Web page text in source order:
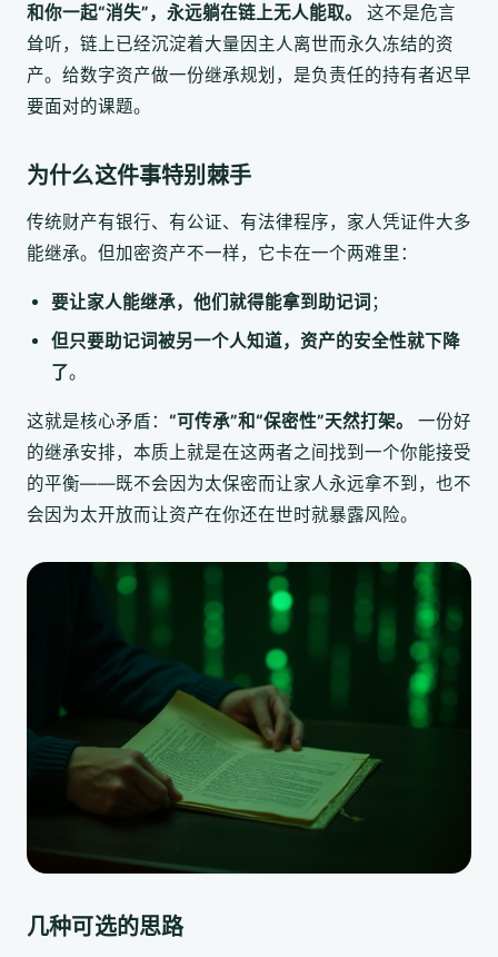
和你一起“消失”，永远躺在链上无人能取。
这不是危言
耸听，链上已经沉淀着大量因主人离世而永久冻结的资
产。给数字资产做一份继承规划，是负责任的持有者迟早
要面对的课题。
为什么这件事特别棘手
传统财产有银行、有公证、有法律程序，家人凭证件大多
能继承。但加密资产不一样，它卡在一个两难里：
要让家人能继承，他们就得能拿到助记词 ；
但只要助记词被另一个人知道，资产的安全性就下降
了。
这就是核心矛盾： “可传承”和“保密性”天然打架。
一份好
的继承安排，本质上就是在这两者之间找到一个你能接受
的平衡——既不会因为太保密而让家人永远拿不到，也不
会因为太开放而让资产在你还在世时就暴露风险。
几种可选的思路